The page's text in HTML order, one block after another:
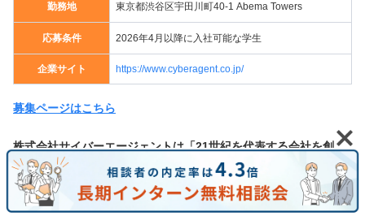
勤務地 東京都渋谷区宇田川町40-1 Abema Towers
応募条件 2026年4月以降に入社可能な学生
企業サイト https://www.cyberagent.co.jp/
募集ページはこちら
株式会社サイバーエージェントは「21世紀を代表する会社を創
る」をビジョンに掲げ、新しい未来のテレビ「ABEMA」の運営や
国内トップシェアを誇るインターネット広告事業を展開していま
す。